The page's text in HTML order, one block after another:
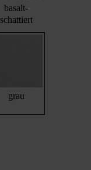
basalt-
schattiert
grau